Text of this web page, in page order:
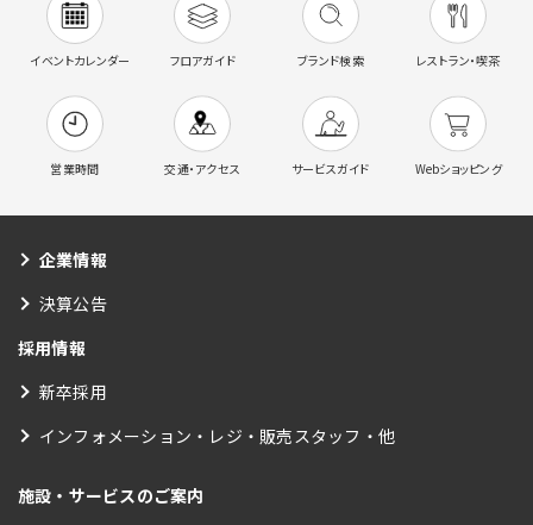
イベントカレンダー フロアガイド ブランド検索 レストラン・喫茶
営業時間 交通・アクセス サービスガイド Webショッピング
企業情報
決算公告
採用情報
新卒採用
インフォメーション・レジ・販売スタッフ・他
施設・サービスのご案内